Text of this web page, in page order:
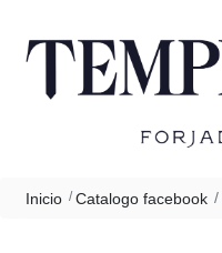
Inicio Catalogo facebook